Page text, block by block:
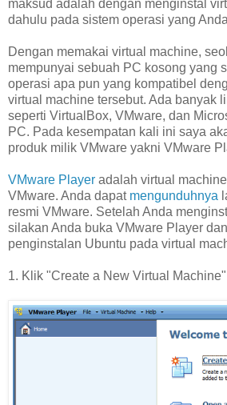
maksud adalah dengan menginstal
dahulu pada sistem operasi yang
Dengan memakai virtual machine,
mempunyai sebuah PC kosong yang
operasi apa pun yang kompatibel
virtual machine tersebut. Ada banyak
seperti VirtualBox, VMware, dan
PC. Pada kesempatan kali ini saya
produk milik VMware yakni VMware
VMware Player adalah virtual
VMware. Anda dapat mengunduhnya
resmi VMware. Setelah Anda
silakan Anda buka VMware Player
penginstalan Ubuntu pada virtual
1. Klik "Create a New Virtual